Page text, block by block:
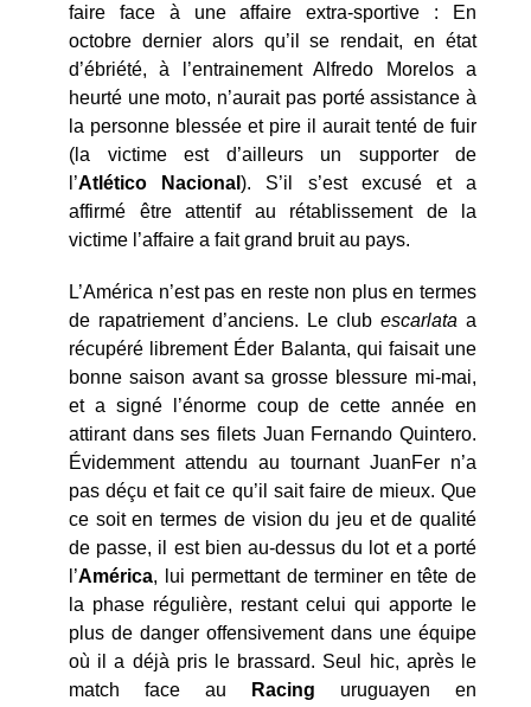
faire face à une affaire extra-sportive : En
octobre dernier alors qu’il se rendait, en état
d’ébriété, à l’entrainement Alfredo Morelos a
heurté une moto, n’aurait pas porté assistance à
la personne blessée et pire il aurait tenté de fuir
(la victime est d’ailleurs un supporter de
l’Atlético Nacional). S’il s’est excusé et a
affirmé être attentif au rétablissement de la
victime l’affaire a fait grand bruit au pays.
L’América n’est pas en reste non plus en termes
de rapatriement d’anciens. Le club escarlata a
récupéré librement Éder Balanta, qui faisait une
bonne saison avant sa grosse blessure mi-mai,
et a signé l’énorme coup de cette année en
attirant dans ses filets Juan Fernando Quintero.
Évidemment attendu au tournant JuanFer n’a
pas déçu et fait ce qu’il sait faire de mieux. Que
ce soit en termes de vision du jeu et de qualité
de passe, il est bien au-dessus du lot et a porté
l’América, lui permettant de terminer en tête de
la phase régulière, restant celui qui apporte le
plus de danger offensivement dans une équipe
où il a déjà pris le brassard. Seul hic, après le
match face au
Racing uruguayen en